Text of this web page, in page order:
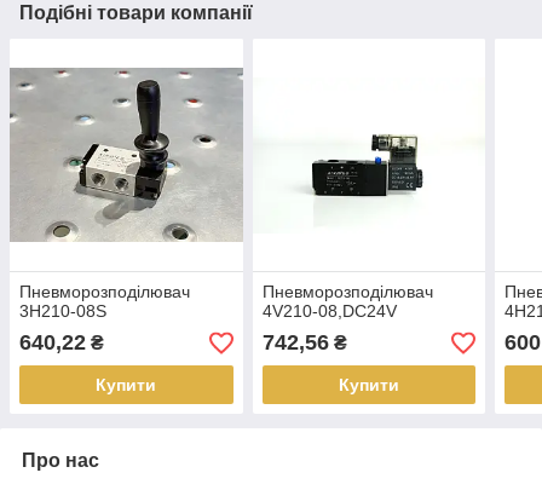
Подібні товари компанії
Пневморозподілювач
3H210-08S
640,22 ₴
Купити
Пневморозподілювач
4V210-08,DC24V
742,56₴
Купити
Про нас